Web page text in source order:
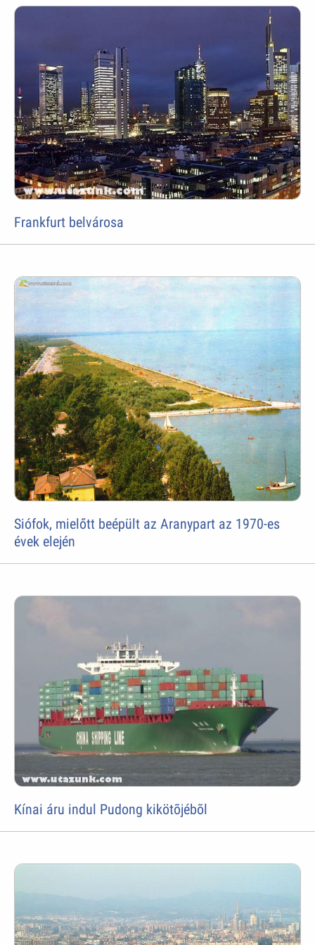
Frankfurt belvárosa
Siófok, mielőtt beépült az Aranypart az 1970-es
évek elején
Kínai áru indul Pudong kikötõjébõl